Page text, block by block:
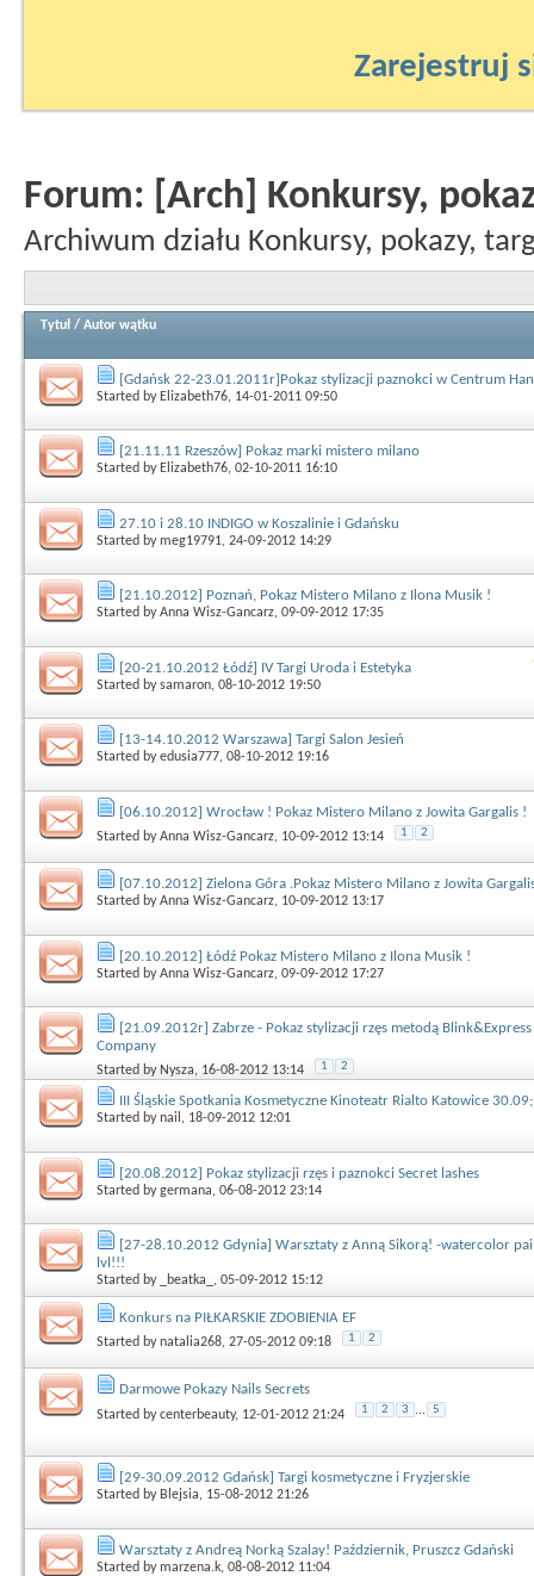
Zarejestruj
Forum: [Arch] Konkursy,
Archiwum działu Konkursy, pokazy,
Tytuł / Autor wątku
[Gdańsk 22-23.01.2011r]Pokaz stylizacji paznokci w Centrum
Started by Elizabeth76, 14-01-2011 09:50
[21.11.11 Rzeszów] Pokaz marki mistero milano
Started by Elizabeth76, 02-10-2011 16:10
27.10 i 28.10 INDIGO w Koszalinie i Gdańsku
Started bymeg19791, 24-09-2012 14:29
[21.10.2012] Poznań, Pokaz Mistero Milano z Ilona Musik !
Started byAnna Wisz-Gancarz, 09-09-2012 17:35
[20-21.10.2012 Łódź] IV Targi Uroda i Estetyka
Started bysamaron, 08-10-2012 19:50
[13-14.10.2012 Warszawa] Targi Salon Jesień
Started byedusia777, 08-10-2012 19:16
[06.10.2012] Wrocław ! Pokaz Mistero Milano z Jowita Gargalis !
Started byAnna Wisz-Gancarz, 10-09-2012 13:14 1 2
[07.10.2012] Zielona Góra .Pokaz Mistero Milano z Jowita
Started byAnna Wisz-Gancarz, 10-09-2012 13:17
[20.10.2012] Łódź Pokaz Mistero Milano z Ilona Musik !
Started byAnna Wisz-Gancarz, 09-09-2012 17:27
[21.09.2012r] Zabrze - Pokaz stylizacji rzęs metodą
Company
Started by Nysza, 16-08-2012 13:14 1 2
III Śląskie Spotkania Kosmetyczne Kinoteatr Rialto Katowice
Started bynail , 18-09-2012 12:01
[20.08.2012] Pokaz stylizacji rzęs i paznokci Secret lashes
Started bygermana, 06-08-2012 23:14
[27-28.10.2012 Gdynia] Warsztaty z Anną Sikorą! -watercolor
lvl!!!
Started by _beatka_ , 05-09-2012 15:12
Konkurs na PIŁKARSKIE ZDOBIENIA EF
Started bynatalia268, 27-05-2012 09:18 1 2
Darmowe Pokazy Nails Secrets
Started bycenterbeauty, 12-01-2012 21:24 1 2 3 ... 5
[29-30.09.2012 Gdańsk] Targi kosmetyczne i Fryzjerskie
Started byBlejsia, 15-08-2012 21:26
Warsztaty z Andreą Norką Szalay! Październik, Pruszcz Gdański
Started bymarzena.k, 08-08-2012 11:04